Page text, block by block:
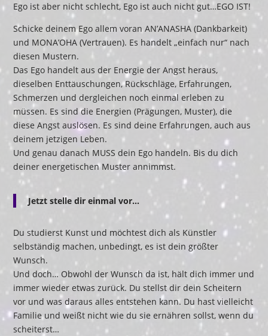
Ego ist aber nicht schlecht, Ego ist auch nicht gut…EGO IST!
Schicke deinem Ego allem voran AN’ANASHA (Dankbarkeit)
und MONA’OHA (Vertrauen). Es handelt „einfach nur“ nach
diesen Mustern.
Das Ego handelt aus der Energie der Angst heraus,
dieselben Enttäuschungen, Rückschläge, Erfahrungen,
Schmerzen und dergleichen noch einmal erleben zu
müssen. Es sind die Energien (Prägungen, Muster), die
diese Angst auslösen. Es sind deine Erfahrungen, auch aus
deinem jetzigen Leben.
Und genau danach MUSS dein Ego handeln. Bis du dich
deiner energetischen Muster annimmst.
Jetzt stelle dir einmal vor…
Du studierst Kunst und möchtest dich als Künstler
selbständig machen, unbedingt, es ist dein größter
Wunsch.
Und doch… Obwohl der Wunsch da ist, hält dich immer und
immer wieder etwas zurück. Du stellst dir dein Scheitern
vor und was daraus alles entstehen kann. Du hast vielleicht
Familie und weißt nicht wie du sie ernähren sollst, wenn du
scheiterst…